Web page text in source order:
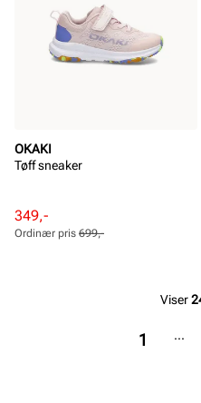
OKAKI
Tøff sneaker
Rabattert
pris
349,-
Ordinær
pris
Ordinær pris 699,-
Viser
1 ...